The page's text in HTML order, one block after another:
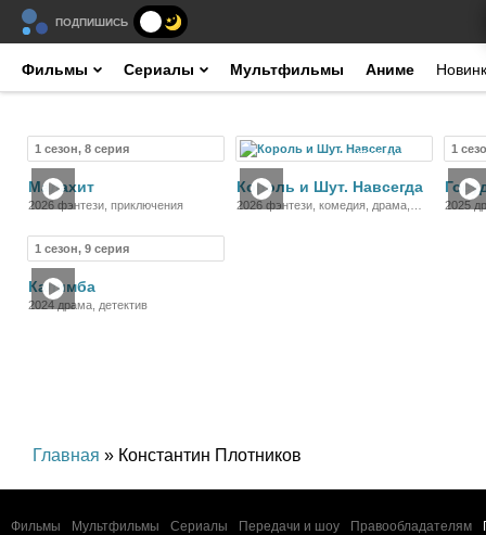
ПОДПИШИСЬ
Фильмы Сериалы Мультфильмы Аниме
1 сезон, 8 серия
Малахит
2026 фэнтези, приключения
Фильм
Король и Шут. Навсегда
2026 фэнтези, комедия, драма,
1
2025
1 сезон, 9 серия
Калимба
2024 драма, детектив
Главная » Константин Плотников
Фильмы Мультфильмы Сериалы Передачи и шоу Правообладателям